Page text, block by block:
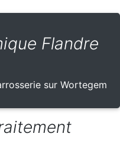
Flandre
sur Wortegem